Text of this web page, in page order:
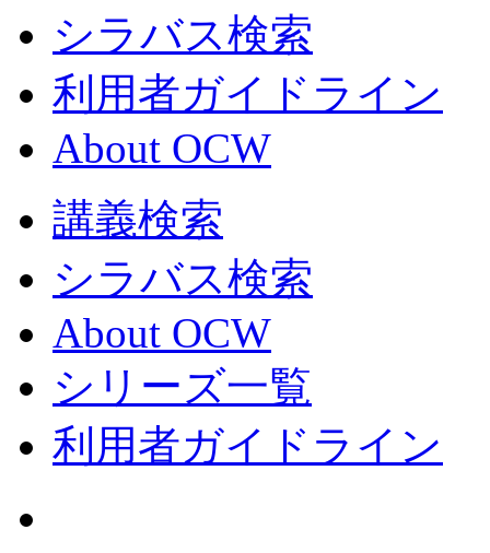
シラバス検索
利用者ガイドライン
About OCW
講義検索
シラバス検索
About OCW
シリーズ一覧
利用者ガイドライン